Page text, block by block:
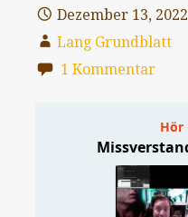
Dezember 13, 2022
Lang Grundblatt
1 Kommentar